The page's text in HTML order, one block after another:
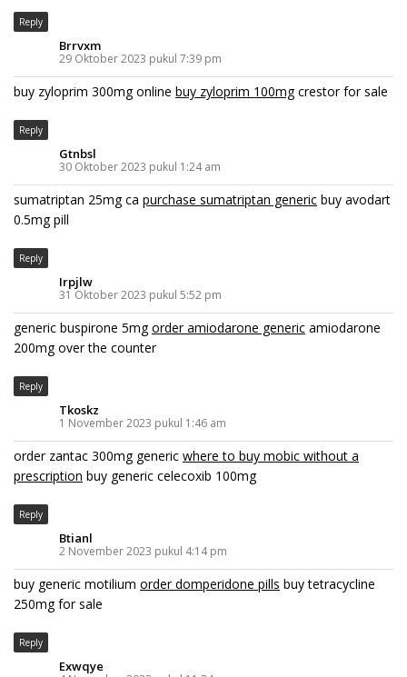
Reply
Brrvxm
29 Oktober 2023 pukul 7:39 pm
buy zyloprim 300mg online buy zyloprim 100mgcrestor for sale
Reply
Gtnbsl
30 Oktober 2023 pukul 1:24 am
sumatriptan 25mg ca purchase sumatriptan generic buy avodart
0.5mg pill
Reply
Irpjlw
31 Oktober 2023 pukul 5:52 pm
generic buspirone 5mgorder amiodarone generic amiodarone
200mg over the counter
Reply
Tkoskz
1 November 2023 pukul 1:46 am
order zantac 300mg generic where to buy mobic without a
prescription buy generic celecoxib 100mg
Reply
Btianl
2 November 2023 pukul 4:14 pm
buy generic motilium order domperidone pills buy tetracycline
250mg for sale
Reply
Exwqye